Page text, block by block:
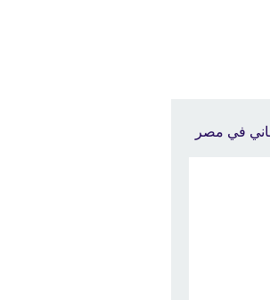
في مصر